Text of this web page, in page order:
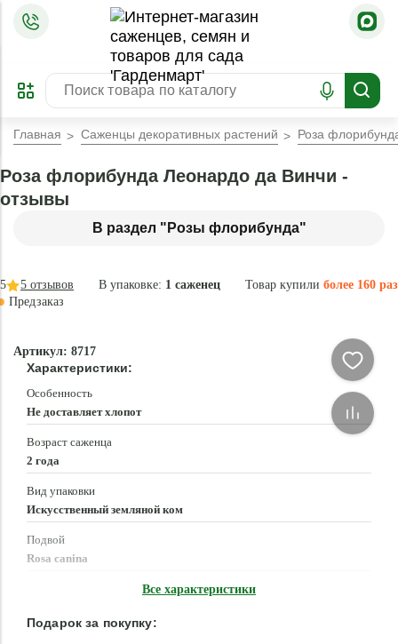
ПРЕДЗАКАЗ
ЗАБРОНИРОВАТЬ
ЛУЧШЕЕ
Главная Саженцы декоративных растений Роза
В раздел "Розы флорибунда"
Роза флорибунда Леонардо да Винчи -
отзывы
В упаковке: 1 саженец Товар купили более 160 раз
5 5 отзывов
Предзаказ
Артикул: 8717
Характеристики:
Особенность
Не доставляет хлопот
Возраст саженца
2 года
Вид упаковки
Искусственный земляной ком
Подвой
Rosa canina
Все характеристики
Подарок за покупку: